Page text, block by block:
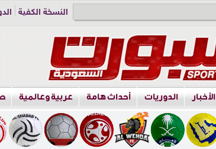
النسخة الكفية
الأخبار الدوريات أحداث هامة عربية وعالمية